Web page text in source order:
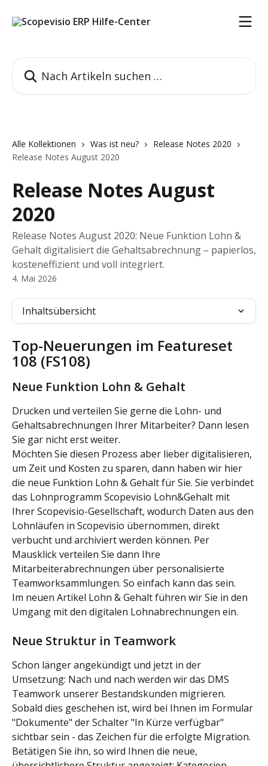
Alle Kollektionen Was ist neu?
Release Notes 2020
Release Notes August 2020
Release Notes August
2020
Release Notes August 2020: Neue Funktion Lohn &
Gehalt digitalisiert die Gehaltsabrechnung – papierlos,
kosteneffizient und voll integriert.
4. Mai 2026
Inhaltsübersicht
Top-Neuerungen im Featureset
108 (FS108)
Neue Funktion Lohn & Gehalt
Drucken und verteilen Sie gerne die Lohn- und
Gehaltsabrechnungen Ihrer Mitarbeiter? Dann lesen
Sie gar nicht erst weiter.
Möchten Sie diesen Prozess aber lieber digitalisieren,
um Zeit und Kosten zu sparen, dann haben wir hier
die neue Funktion Lohn & Gehalt für Sie. Sie verbindet
das Lohnprogramm Scopevisio Lohn&Gehalt mit
Ihrer Scopevisio-Gesellschaft, wodurch Daten aus den
Lohnläufen in Scopevisio übernommen, direkt
verbucht und archiviert werden können. Per
Mausklick verteilen Sie dann Ihre
Mitarbeiterabrechnungen über personalisierte
Teamworksammlungen. So einfach kann das sein.
Im neuen Artikel Lohn & Gehalt führen wir Sie in den
Umgang mit den digitalen Lohnabrechnungen ein.
Neue Struktur in Teamwork
Schon länger angekündigt und jetzt in der
Umsetzung: Nach und nach werden wir das DMS
Teamwork unserer Bestandskunden migrieren.
Sobald dies geschehen ist, wird bei Ihnen im Formular
"Dokumente" der Schalter "In Kürze verfügbar"
sichtbar sein - das Zeichen für die erfolgte Migration.
Betätigen Sie ihn, so wird Ihnen die neue,